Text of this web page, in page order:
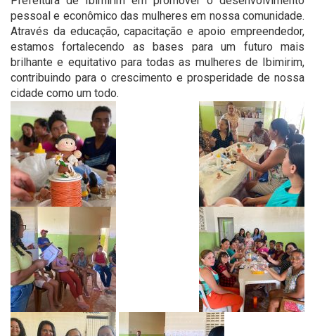
pessoal e econômico das mulheres em nossa comunidade.
Através da educação, capacitação e apoio empreendedor,
estamos fortalecendo as bases para um futuro mais
brilhante e equitativo para todas as mulheres de Ibimirim,
contribuindo para o crescimento e prosperidade de nossa
cidade como um todo.